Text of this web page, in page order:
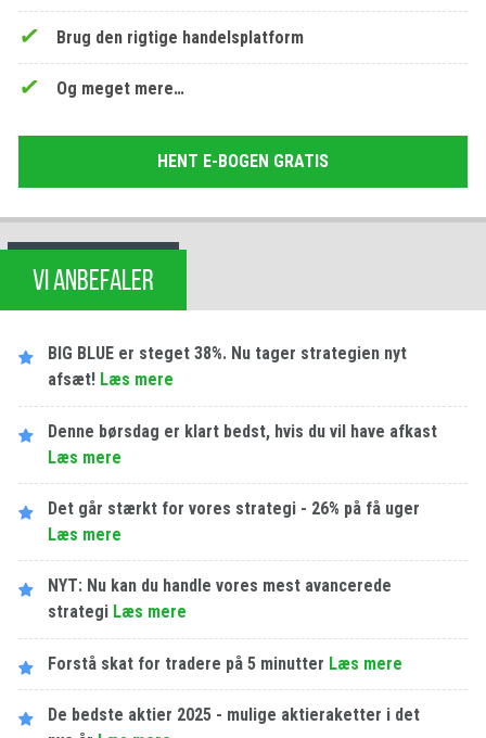
Brug den rigtige handelsplatform
Og meget mere…
HENT E-BOGEN GRATIS
VI ANBEFALER
BIG BLUE er steget 38%. Nu tager strategien nyt
afsæt! Læs mere
Denne børsdag er klart bedst, hvis du vil have afkast
Læs mere
Det går stærkt for vores strategi - 26% på få uger
Læs mere
NYT: Nu kan du handle vores mest avancerede
strategi Læs mere
Forstå skat for tradere på 5 minutter Læs mere
De bedste aktier 2025 - mulige aktieraketter i det